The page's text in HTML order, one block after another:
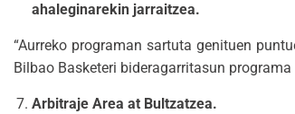
ahaleginarekin jarraitzea.
“Aurreko programan sartuta genituen
Bilbao Basketeri bideragarritasun programa
Arbitraje Area at Bultzatzea.